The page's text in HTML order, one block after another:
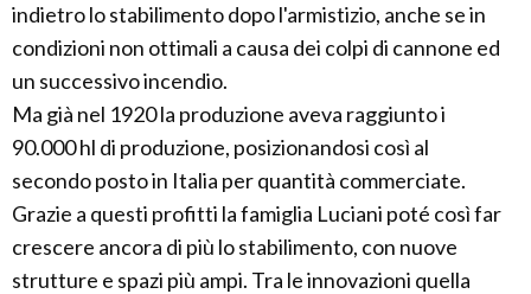
indietro lo stabilimento dopo l'armistizio, anche se in
condizioni non ottimali a causa dei colpi di cannone ed
un successivo incendio.
Ma già nel 1920 la produzione aveva raggiunto i
90.000 hl di produzione, posizionandosi così al
secondo posto in Italia per quantità commerciate.
Grazie a questi profitti la famiglia Luciani poté così far
crescere ancora di più lo stabilimento, con nuove
strutture e spazi più ampi. Tra le innovazioni quella